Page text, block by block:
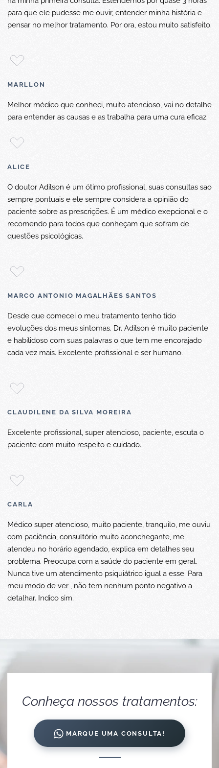
para que ele pudesse me ouvir, entender minha história e
pensar no melhor tratamento. Por ora, estou muito satisfeito.
MARLLON
Melhor médico que conheci, muito atencioso, vai no detalhe
para entender as causas e as trabalha para uma cura eficaz.
ALICE
O doutor Adilson é um ótimo profissional, suas consultas sao
sempre pontuais e ele sempre considera a opinião do
paciente sobre as prescrições. É um médico exepcional e o
recomendo para todos que conheçam que sofram de
questões psicológicas.
MARCO ANTONIO MAGALHÃES SANTOS
Desde que comecei o meu tratamento tenho tido
evoluções dos meus sintomas. Dr. Adilson é muito paciente
e habilidoso com suas palavras o que tem me encorajado
cada vez mais. Excelente profissional e ser humano.
CLAUDILENE DA SILVA MOREIRA
Excelente profissional, super atencioso, paciente, escuta o
paciente com muito respeito e cuidado.
CARLA
Médico super atencioso, muito paciente, tranquilo, me ouviu
com paciência, consultório muito aconchegante, me
atendeu no horário agendado, explica em detalhes seu
problema. Preocupa com a saúde do paciente em geral.
Nunca tive um atendimento psiquiátrico igual a esse. Para
meu modo de ver , não tem nenhum ponto negativo a
detalhar. Indico sim.
Conheça nossos tratamentos:
MARQUE UMA CONSULTA!